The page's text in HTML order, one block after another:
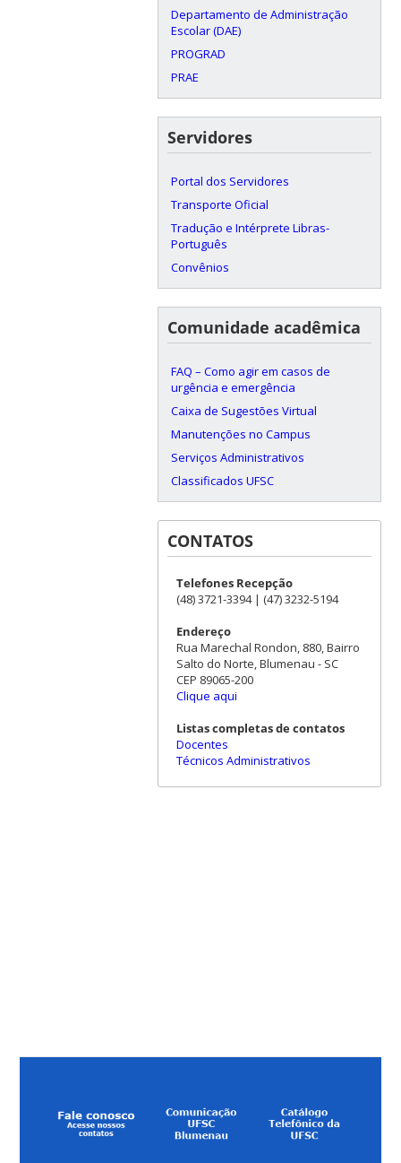
Departamento de Administração
Escolar (DAE)
PROGRAD
PRAE
Servidores
Portal dos Servidores
Transporte Oficial
Tradução e Intérprete Libras-
Português
Convênios
Comunidade acadêmica
FAQ – Como agir em casos de
urgência e emergência
Caixa de Sugestões Virtual
Manutenções no Campus
Serviços Administrativos
Classificados UFSC
CONTATOS
Telefones Recepção
(48) 3721-3394 | (47) 3232-5194
Endereço
Rua Marechal Rondon, 880, Bairro
Salto do Norte, Blumenau - SC
CEP 89065-200
Clique aqui
Listas completas de contatos
Docentes
Técnicos Administrativos